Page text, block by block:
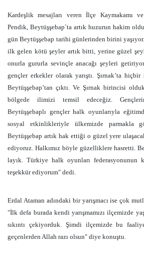
Kardeşlik mesajları veren İlçe Kaymakamı
Pendik, Beytüşşebap`ta artık huzurun hakim
gün Beytüşşebap tarihi günlerinden birini
ilk gelen kötü şeyler artık bitti, yerine güzel
onurla gururla sevinçle anacağı şeyleri
gençler erkekler olarak yarıştı. Şırnak’ta hiçbir
Beytüşşebap’tan çıktı. Ve Şırnak birincisi
bölgede ilimizi temsil edeceğiz.
Beytüşşebaplı gençler halk oyunlarıyla
sosyal etkinlikleriyle ülkemizde parmakla
Beytüşşebap artık hak ettiği o güzel yere
ediyoruz. Halkımız böyle güzelliklere hasretti.
layık. Türkiye halk oyunları federasyonunun
teşekkür ediyorum" dedi.
Erdal Ataman adındaki bir yarışmacı ise çok
"İlk defa burada kendi yarışmamızı ilçemizde
sıkıntı çekiyorduk. Şimdi ilçemizde bu
geçenlerden Allah razı olsun" diye konuştu.